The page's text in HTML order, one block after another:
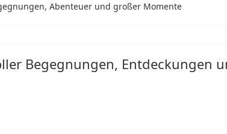
Abenteuer und großer Momente
Begegnungen, Entdeckungen